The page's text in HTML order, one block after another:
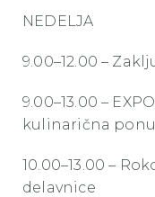
NEDELJA
9.00–12.00 –
9.00–13.00 –
kulinarična
10.00–13.00 –
delavnice